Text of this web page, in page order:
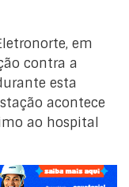
em
contra a
esta
acontece
ao hospital